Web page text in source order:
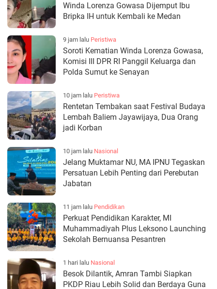
Winda Lorenza Gowasa Dijemput Ibu
Bripka IH untuk Kembali ke Medan
9 jam lalu Peristiwa
Soroti Kematian Winda Lorenza Gowasa,
Komisi III DPR RI Panggil Keluarga dan
Polda Sumut ke Senayan
10 jam lalu Peristiwa
Rentetan Tembakan saat Festival Budaya
Lembah Baliem Jayawijaya, Dua Orang
jadi Korban
10 jam lalu Nasional
Jelang Muktamar NU, MA IPNU Tegaskan
Persatuan Lebih Penting dari Perebutan
Jabatan
11 jam lalu Pendidikan
Perkuat Pendidikan Karakter, MI
Muhammadiyah Plus Leksono Launching
Sekolah Bernuansa Pesantren
1 hari lalu Nasional
Besok Dilantik, Amran Tambi Siapkan
PKDP Riau Lebih Solid dan Berdaya Guna